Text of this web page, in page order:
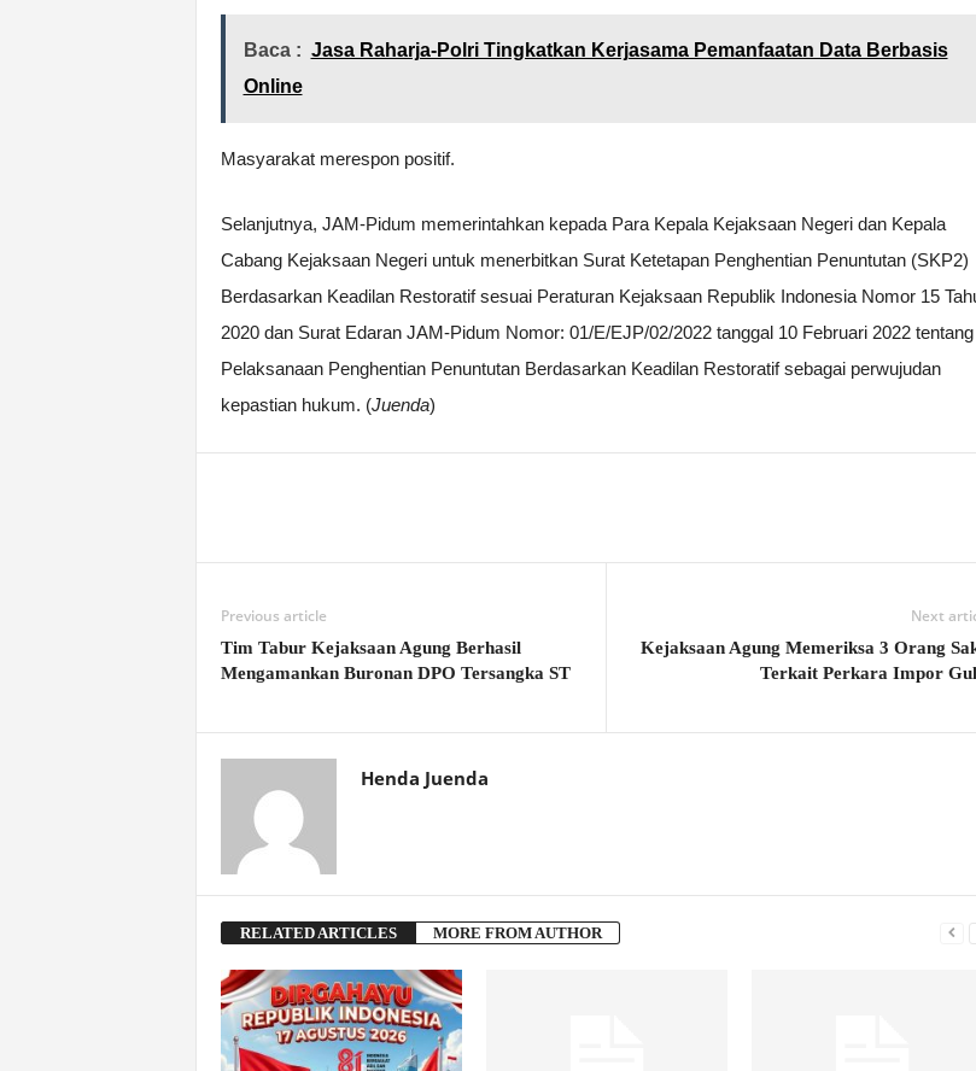
Baca : Jasa Raharja-Polri Tingkatkan Kerjasama Pemanfaatan Data Berbasis
Online
Masyarakat merespon positif.
Selanjutnya, JAM-Pidum memerintahkan kepada Para Kepala Kejaksaan Negeri dan Kepala
Cabang Kejaksaan Negeri untuk menerbitkan Surat Ketetapan Penghentian Penuntutan (SKP2)
Berdasarkan Keadilan Restoratif sesuai Peraturan Kejaksaan Republik Indonesia Nomor 15
2020 dan Surat Edaran JAM-Pidum Nomor: 01/E/EJP/02/2022 tanggal 10 Februari 2022 tentang
Pelaksanaan Penghentian Penuntutan Berdasarkan Keadilan Restoratif sebagai perwujudan
kepastian hukum. (Juenda)
Previous article
Tim Tabur Kejaksaan Agung Berhasil
Mengamankan Buronan DPO Tersangka ST
Next
Kejaksaan Agung Memeriksa 3 Orang
Terkait Perkara Impor
Henda Juenda
RELATED ARTICLES MORE FROM AUTHOR